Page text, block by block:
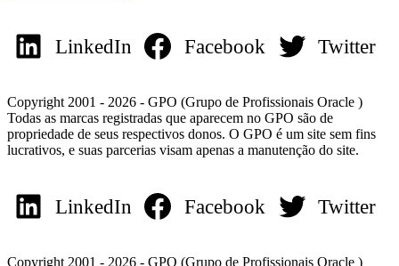
LinkedIn Facebook Twitter
Copyright 2001 - 2026 - GPO (Grupo de Profissionais Oracle )
Todas as marcas registradas que aparecem no GPO são de
propriedade de seus respectivos donos. O GPO é um site sem fins
lucrativos, e suas parcerias visam apenas a manutenção do site.
LinkedIn Facebook Twitter
Copyright 2001 - 2026 - GPO (Grupo de Profissionais Oracle )